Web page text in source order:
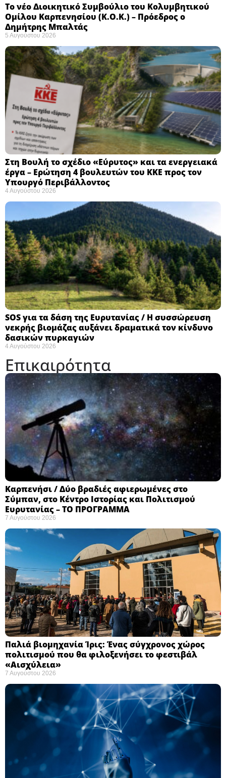
Το νέο Διοικητικό Συμβούλιο του Κολυμβητικού
Ομίλου Καρπενησίου (Κ.Ο.Κ.) – Πρόεδρος ο
Δημήτρης Μπαλτάς
5 Αυγούστου 2026
Στη Βουλή το σχέδιο «Εύρυτος» και τα ενεργειακά
έργα – Ερώτηση 4 βουλευτών του ΚΚΕ προς τον
Υπουργό Περιβάλλοντος
4 Αυγούστου 2026
SOS για τα δάση της Ευρυτανίας / Η συσσώρευση
νεκρής βιομάζας αυξάνει δραματικά τον κίνδυνο
δασικών πυρκαγιών
4 Αυγούστου 2026
Επικαιρότητα
Καρπενήσι / Δύο βραδιές αφιερωμένες στο
Σύμπαν, στο Κέντρο Ιστορίας και Πολιτισμού
Ευρυτανίας – ΤΟ ΠΡΟΓΡΑΜΜΑ
7 Αυγούστου 2026
Παλιά βιομηχανία Ίρις: Ένας σύγχρονος χώρος
πολιτισμού που θα φιλοξενήσει το φεστιβάλ
«Αισχύλεια» ​
7 Αυγούστου 2026